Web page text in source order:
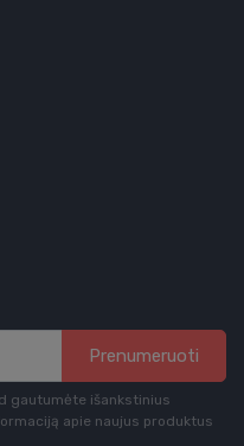
Prenumeruoti
gautumėte išankstinius
apie naujus produktus